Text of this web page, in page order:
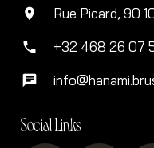
location_on Rue Picard, 90
phone +32 468 26 07
chat
Social Links